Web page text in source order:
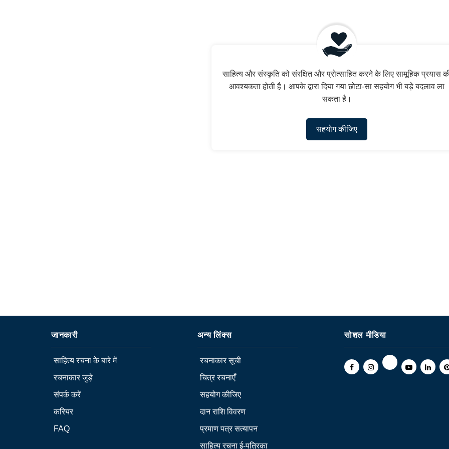
साहित्य और संस्कृति को संरक्षित और प्रोत्साहित करने के लिए सामूहिक प्रयास
आवश्यकता होती है। आपके द्वारा दिया गया छोटा-सा सहयोग भी बड़े बदलाव ला
सकता है।
सहयोग कीजिए
जानकारी
साहित्य रचना के बारे में
रचनाकार जुड़े
संपर्क करें
करियर
FAQ
अन्य लिंक्स
रचनाकार सूची
चित्र रचनाएँ
सहयोग कीजिए
दान राशि विवरण
प्रमाण पत्र सत्यापन
साहित्य रचना ई-पत्रिका
सोशल मीडिया